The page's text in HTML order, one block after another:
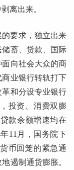
离出来。
要求，独立出来
蓄、贷款、国际
向社会大众的商
业银行转轨打下
和分设专业银行
投资、消费双膨
款余额增速均在
11月，国务院下
币回笼的紧急通
遏制通货膨胀。